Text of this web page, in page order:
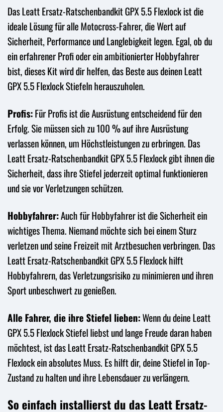
Das Leatt Ersatz-Ratschenbandkit GPX 5.5 Flexlock ist die
ideale Lösung für alle Motocross-Fahrer, die Wert auf
Sicherheit, Performance und Langlebigkeit legen. Egal, ob du
ein erfahrener Profi oder ein ambitionierter Hobbyfahrer
bist, dieses Kit wird dir helfen, das Beste aus deinen Leatt
GPX 5.5 Flexlock Stiefeln herauszuholen.
Profis:Für Profis ist die Ausrüstung entscheidend für den
Erfolg. Sie müssen sich zu 100 % auf ihre Ausrüstung
verlassen können, um Höchstleistungen zu erbringen. Das
Leatt Ersatz-Ratschenbandkit GPX 5.5 Flexlock gibt ihnen die
Sicherheit, dass ihre Stiefel jederzeit optimal funktionieren
und sie vor Verletzungen schützen.
Hobbyfahrer:Auch für Hobbyfahrer ist die Sicherheit ein
wichtiges Thema. Niemand möchte sich bei einem Sturz
verletzen und seine Freizeit mit Arztbesuchen verbringen. Das
Leatt Ersatz-Ratschenbandkit GPX 5.5 Flexlock hilft
Hobbyfahrern, das Verletzungsrisiko zu minimieren und ihren
Sport unbeschwert zu genießen.
Alle Fahrer, die ihre Stiefel lieben:Wenn du deine Leatt
GPX 5.5 Flexlock Stiefel liebst und lange Freude daran haben
möchtest, ist das Leatt Ersatz-Ratschenbandkit GPX 5.5
Flexlock ein absolutes Muss. Es hilft dir, deine Stiefel in Top-
Zustand zu halten und ihre Lebensdauer zu verlängern.
So einfach installierst du das Leatt Ersatz-